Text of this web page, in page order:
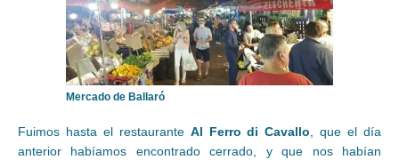
Mercado de Ballaró
Fuimos hasta el restaurante Al Ferro di Cavallo, que el día
anterior habíamos encontrado cerrado, y que nos habían